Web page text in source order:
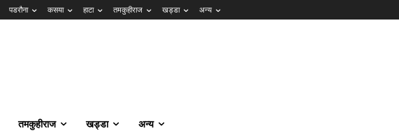
पडरौना कसया हाटा तमकुहीराज खड्डा अन्य
तमकुहीराज खड्डा अन्य